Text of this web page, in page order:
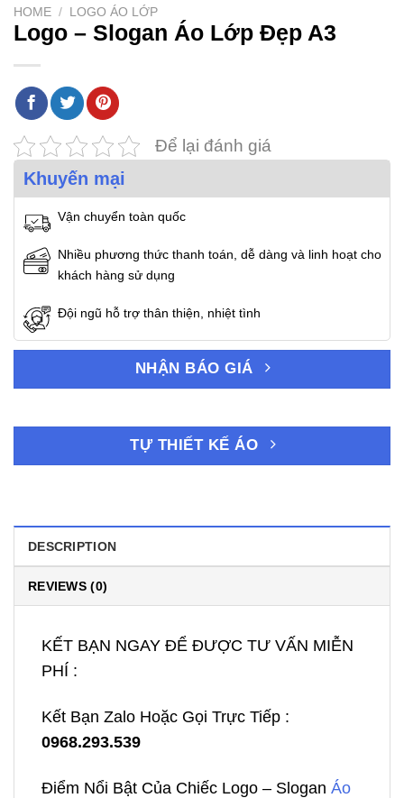
HOME / LOGO ÁO LỚP
Logo – Slogan Áo Lớp Đẹp A3
Để lại đánh giá
Khuyến mại
Vận chuyển toàn quốc
Nhiều phương thức thanh toán, dễ dàng và linh hoạt cho
khách hàng sử dụng
Đội ngũ hỗ trợ thân thiện, nhiệt tình
NHẬN BÁO GIÁ
TỰ THIẾT KẾ ÁO
DESCRIPTION
REVIEWS (0)
KẾT BẠN NGAY ĐỂ ĐƯỢC TƯ VẤN MIỄN
PHÍ :
Kết Bạn Zalo Hoặc Gọi Trực Tiếp :
0968.293.539
Điểm Nổi Bật Của Chiếc Logo – Slogan Áo